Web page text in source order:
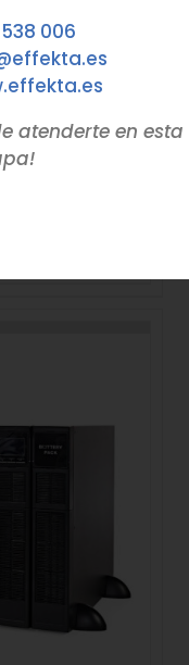
OHM
006
effekta.es
atenderte en esta